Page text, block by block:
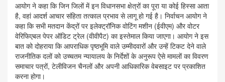
आयोग ने कहा कि जिन जिलों में इन विधानसभा क्षेत्रों का पूरा या कोई हिस्सा आता
है, वहां आदर्श आचार संहिता तत्काल प्रभाव से लागू हो गई है। निर्वाचन आयोग ने
कहा कि सभी मतदान केंद्रों पर इलेक्ट्रॉनिक वोटिंग मशीन (ईवीएम) और वोटर
वेरिफिएबल पेपर ऑडिट ट्रेल (वीवीपैट) का इस्तेमाल किया जाएगा। आयोग ने इस
बात को दोहराया कि आपराधिक पृष्ठभूमि वाले उम्मीदवारों और उन्हें टिकट देने वाले
राजनीतिक दलों को उच्चतम न्यायालय के निर्देशों के अनुरूप ऐसे मामलों का विवरण
समाचार पत्रों, टेलीविजन चैनलों और अपनी आधिकारिक वेबसाइट पर प्रकाशित
करना होगा।